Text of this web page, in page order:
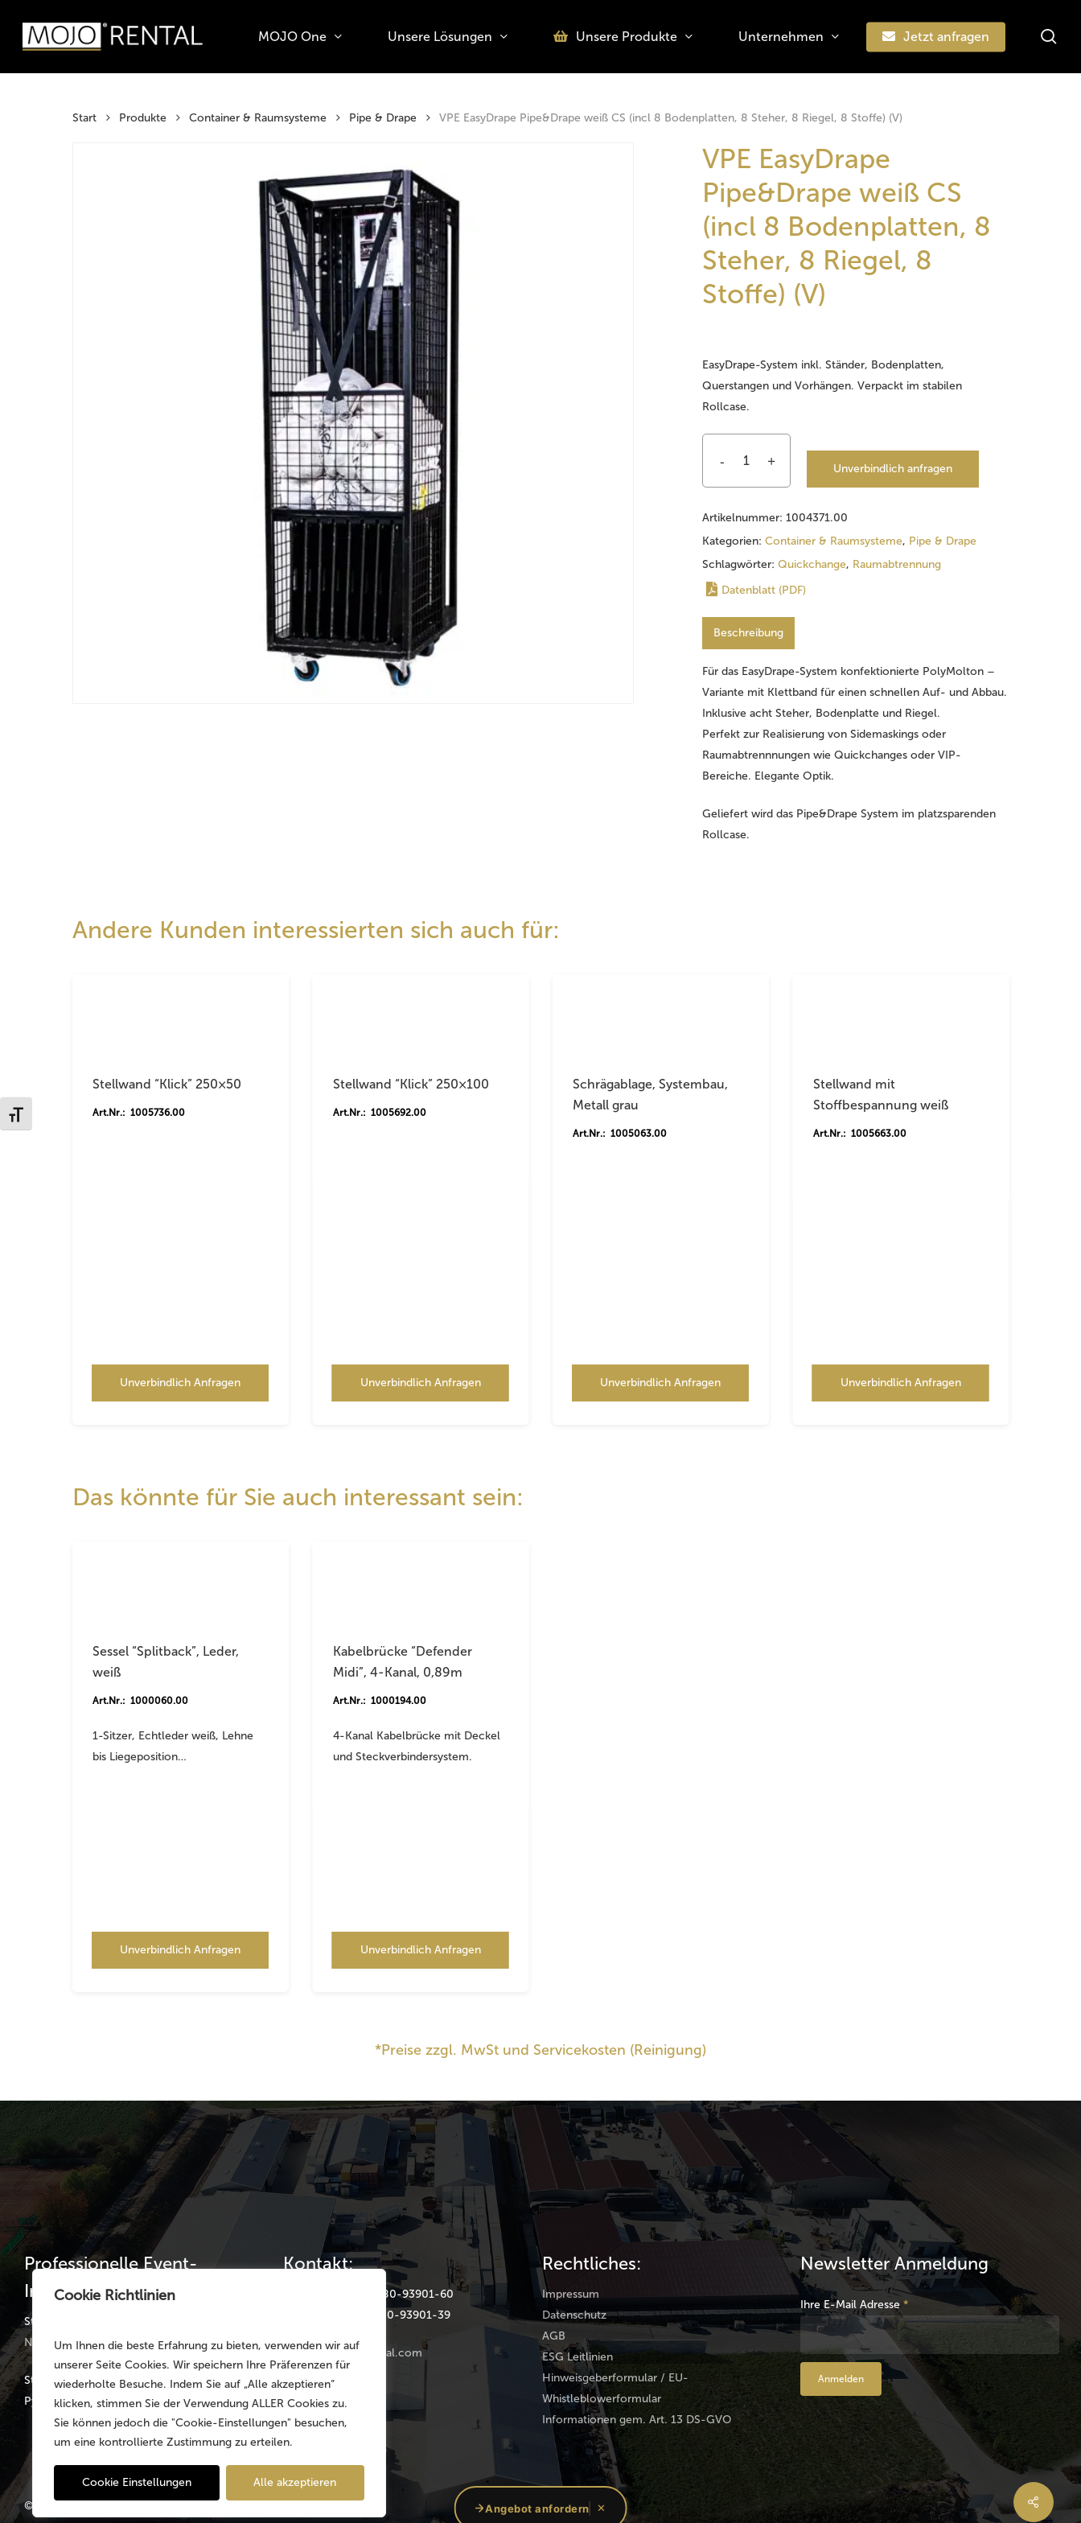
Cookie Richtlinien
Um Ihnen die beste Erfahrung zu bieten, verwenden wir auf
unserer Seite Cookies. Wir speichern Ihre Präferenzen für
wiederholte Besuche. Indem Sie auf „Alle akzeptieren“
klicken, stimmen Sie der Verwendung ALLER Cookies zu.
Sie können jedoch die "Cookie-Einstellungen" besuchen,
um eine kontrollierte Zustimmung zu erteilen.
Cookie Einstellungen Alle akzeptieren
Schrift vergrößern
main
content
MOJO One Unsere Lösungen Unsere Produkte Unternehmen Jetzt anfragen
Start Produkte Container & Raumsysteme Pipe & Drape VPE EasyDrape Pipe&Drape weiß CS (incl 8 Bodenplatten, 8 Steher, 8 Riegel, 8 Stoffe) (V)
VPE EasyDrape
Pipe&Drape weiß CS
(incl 8 Bodenplatten, 8
Steher, 8 Riegel, 8
Stoffe) (V)
EasyDrape-System inkl. Ständer, Bodenplatten,
Querstangen und Vorhängen. Verpackt im stabilen
Rollcase.
Unverbindlich anfragen
Artikelnummer:1004371.00
Kategorien:Container & Raumsysteme, Pipe & Drape
Schlagwörter:Quickchange, Raumabtrennung
Datenblatt (PDF)
Beschreibung
Für das EasyDrape-System konfektionierte PolyMolton –
Variante mit Klettband für einen schnellen Auf- und Abbau.
Inklusive acht Steher, Bodenplatte und Riegel.
Perfekt zur Realisierung von Sidemaskings oder
Raumabtrennnungen wie Quickchanges oder VIP-
Bereiche. Elegante Optik.
Geliefert wird das Pipe&Drape System im platzsparenden
Rollcase.
Andere Kunden interessierten sich auch für:
Stellwand “Klick” 250×50
Art.Nr.: 1005736.00
Unverbindlich Anfragen
Stellwand “Klick” 250×100
Art.Nr.: 1005692.00
Unverbindlich Anfragen
Schrägablage, Systembau,
Metall grau
Art.Nr.: 1005063.00
Unverbindlich Anfragen
Stellwand mit
Stoffbespannung weiß
Art.Nr.: 1005663.00
Unverbindlich Anfragen
Das könnte für Sie auch interessant sein:
Sessel “Splitback”, Leder,
weiß
Art.Nr.: 1000060.00
1-Sitzer, Echtleder weiß, Lehne
bis Liegeposition…
Unverbindlich Anfragen
Kabelbrücke “Defender
Midi”, 4-Kanal, 0,89m
Art.Nr.: 1000194.00
4-Kanal Kabelbrücke mit Deckel
und Steckverbindersystem.
Unverbindlich Anfragen
*Preise zzgl. MwSt und Servicekosten (Reinigung)
Professionelle Event-
Infrastruktur
Standorte:
Nürnberg | München | Köln | Hannover
Stammsitz: Faber-Castell-Str. 11-20, D-90602
Pyrbaum
Kontakt:
Telefon: +49 (0) 9180-93901-60
Telefax: +49 (0) 9180-93901-39
germany@mojorental.com
Rechtliches:
Impressum
Datenschutz
AGB
ESG Leitlinien
Hinweisgeberformular / EU-
Whistleblowerformular
Informationen gem. Art. 13 DS-GVO
Newsletter Anmeldung
Ihre E-Mail Adresse*
© 2026 MOJO Rental Germany – Part of the Angebot anfordern ✕